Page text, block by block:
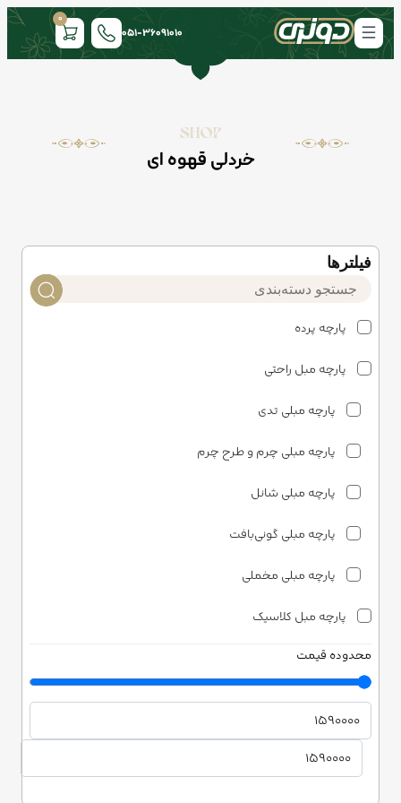
051-36091010
0
SHOP
خردلی قهوه ای
فیلتر‌ها
پارچه پرده
پارچه مبل راحتی
پارچه مبلی تدی
پارچه مبلی چرم و طرح چرم
پارچه مبلی شانل
پارچه مبلی گونی‌بافت
پارچه مبلی مخملی
پارچه مبل کلاسیک
پارچه مبلی ساتن
پارچه مبلی شانل
پارچه مبلی مخمل
دونری هوم
محدوده قیمت